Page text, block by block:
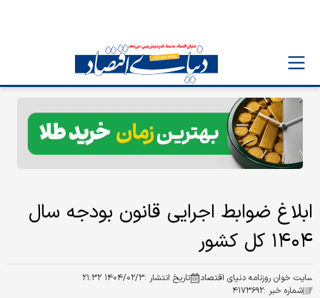
ابلاغ ضوابط اجرایی قانون بودجه سال
۱۴۰۴ کل کشور
سایت خوان روزنامه دنیای اقتصاد تاریخ انتشار :۱۴۰۴/۰۲/۳ ۲۱:۳۲
شماره خبر :۴۱۷۳۶۹۲